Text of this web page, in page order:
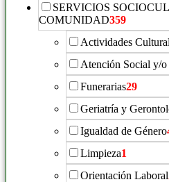
SERVICIOS
COMUNIDAD359
Actividades
Atención Social y/o
Funerarias29
Geriatría y
Igualdad de Género
Limpieza1
Orientación Laboral